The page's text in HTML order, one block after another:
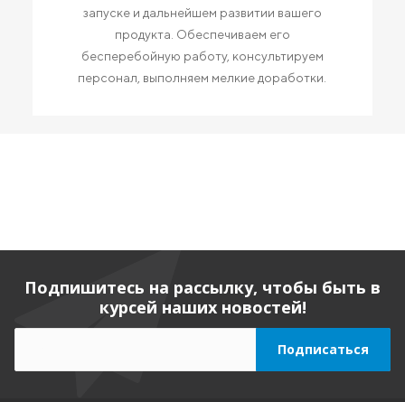
запуске и дальнейшем развитии вашего
продукта. Обеспечиваем его
бесперебойную работу, консультируем
персонал, выполняем мелкие доработки.
Подпишитесь на рассылку, чтобы быть в
курсей наших новостей!